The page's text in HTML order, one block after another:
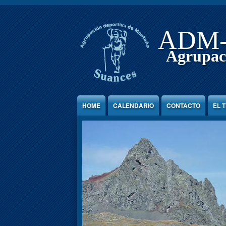
Jump to Content
HOME CALENDARIO CONTACTO EL